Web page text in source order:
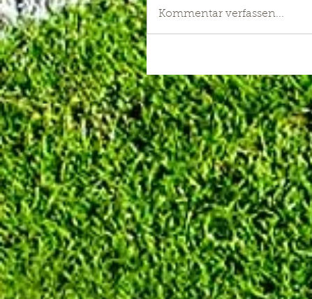
Kommentar verfassen...